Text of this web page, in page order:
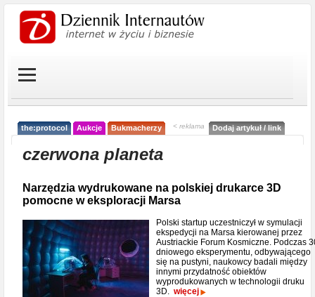
the:protocol Aukcje Bukmacherzy < reklama Dodaj artykuł / link
czerwona planeta
Narzędzia wydrukowane na polskiej drukarce 3D
pomocne w eksploracji Marsa
Polski startup uczestniczył w symulacji
ekspedycji na Marsa kierowanej przez
Austriackie Forum Kosmiczne. Podczas
dniowego eksperymentu, odbywającego
się na pustyni, naukowcy badali między
innymi przydatność obiektów
wyprodukowanych w technologii druku
3D. więcej